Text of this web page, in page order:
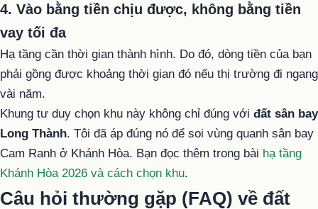
4. Vào bằng tiền chịu được, không bằng tiền
vay tối đa
Hạ tầng cần thời gian thành hình. Do đó, dòng tiền của bạn
phải gồng được khoảng thời gian đó nếu thị trường đi ngang
vài năm.
Khung tư duy chọn khu này không chỉ đúng với đất sân bay
Long Thành. Tôi đã áp đúng nó để soi vùng quanh sân bay
Cam Ranh ở Khánh Hòa. Bạn đọc thêm trong bài hạ tầng
Khánh Hòa 2026 và cách chọn khu.
Câu hỏi thường gặp (FAQ) về đất